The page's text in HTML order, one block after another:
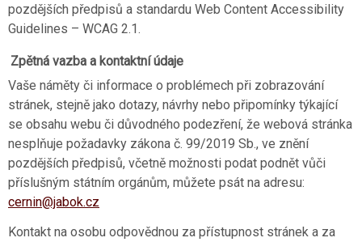
pozdějších předpisů a standardu Web Content Accessibility
Guidelines – WCAG 2.1.
Zpětná vazba a kontaktní údaje
Vaše náměty či informace o problémech při zobrazování
stránek, stejně jako dotazy, návrhy nebo připomínky týkající
se obsahu webu či důvodného podezření, že webová stránka
nesplňuje požadavky zákona č. 99/2019 Sb., ve znění
pozdějších předpisů, včetně možnosti podat podnět vůči
příslušným státním orgánům, můžete psát na adresu:
cernin@jabok.cz
Kontakt na osobu odpovědnou za přístupnost stránek a za